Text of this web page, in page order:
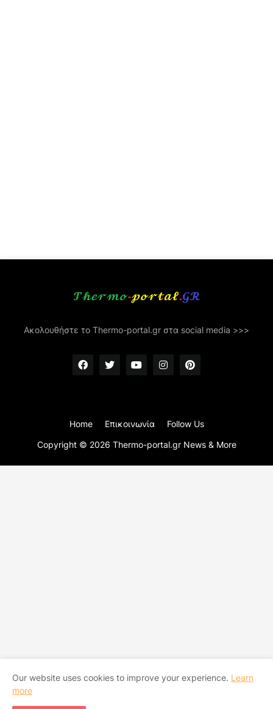
Ακολουθήστε το Thermo-portal.gr στα social media >>>
Copyright © 2026 Thermo-portal.gr News & More
Home Επικοινωνία Follow Us
Our website uses cookies to improve your experience. Learn
more